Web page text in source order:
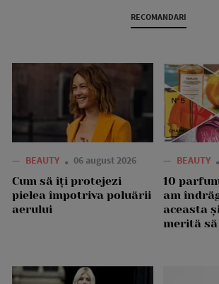
RECOMANDARI
— BEAUTY 06 august 2026
Cum să îți protejezi
pielea împotriva poluării
aerului
— BEAUTY
10
am
aceasta
merită